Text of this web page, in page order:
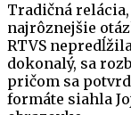
Tradičná
najrôznejšie
RTVS
dokonalý, sa
pričom sa
formáte siahla